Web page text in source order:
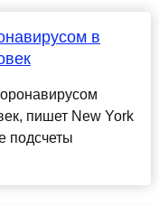
в
пишет New York
подсчеты